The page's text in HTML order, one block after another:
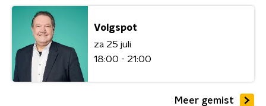
Volgspot
za 25 juli
18:00 - 21:00
Meer gemist